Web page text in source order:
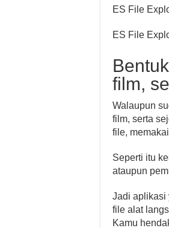
ES File
ES File
film,
Walaupun
film, serta
file,
Seperti itu
ataupun
Jadi aplikasi
file alat
Kamu